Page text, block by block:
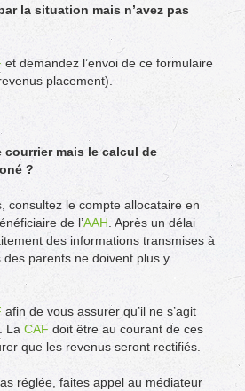
la situation mais n’avez pas
et demandez l’envoi de ce formulaire
placement).
courrier mais le calcul de
?
consultez le compte allocataire en
de l’AAH . Après un délai
des informations transmises à
des parents ne doivent plus y
afin de vous assurer qu’il ne s’agit
La CAF doit être au courant de ces
que les revenus seront rectifiés.
réglée, faites appel au médiateur